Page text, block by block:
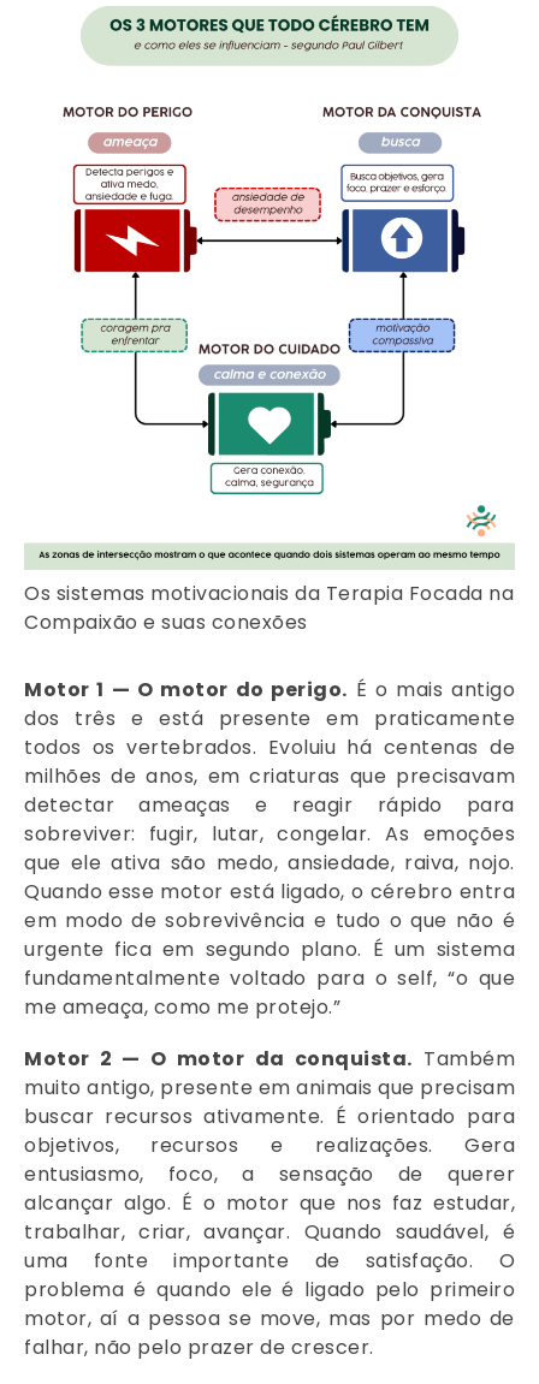
Os sistemas motivacionais da Terapia Focada na
Compaixão e suas conexões
Motor 1 — O motor do perigo. É o mais antigo
dos três e está presente em praticamente
todos os vertebrados. Evoluiu há centenas de
milhões de anos, em criaturas que precisavam
detectar ameaças e reagir rápido para
sobreviver: fugir, lutar, congelar. As emoções
que ele ativa são medo, ansiedade, raiva, nojo.
Quando esse motor está ligado, o cérebro entra
em modo de sobrevivência e tudo o que não é
urgente fica em segundo plano. É um sistema
fundamentalmente voltado para o self, “o que
me ameaça, como me protejo.”
Motor 2 — O motor da conquista. Também
muito antigo, presente em animais que precisam
buscar recursos ativamente. É orientado para
objetivos, recursos e realizações. Gera
entusiasmo, foco, a sensação de querer
alcançar algo. É o motor que nos faz estudar,
trabalhar, criar, avançar. Quando saudável, é
uma fonte importante de satisfação. O
problema é quando ele é ligado pelo primeiro
motor, aí a pessoa se move, mas por medo de
falhar, não pelo prazer de crescer.